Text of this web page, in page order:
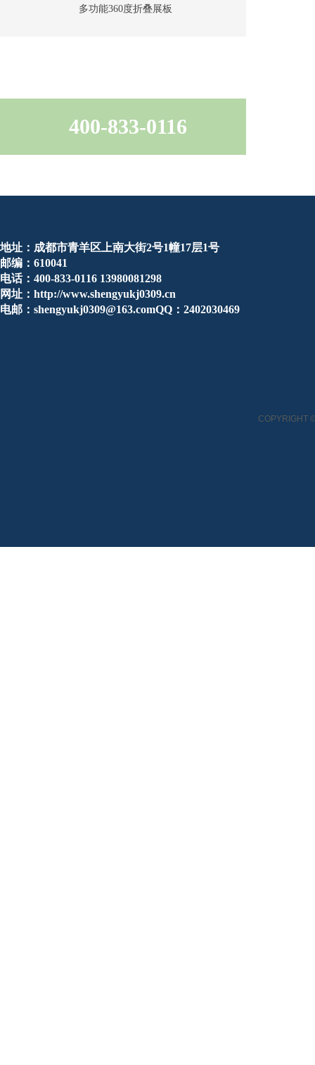
多功能360度折叠展板
400-833-0116
地址：成都市青羊区上南大街2号1幢17层1号
邮编：610041
电话：400-833-0116 13980081298
网址：http://www.shengyukj0309.cn
电邮：shengyukj0309@163.comQQ：2402030469
COPYRIGHT